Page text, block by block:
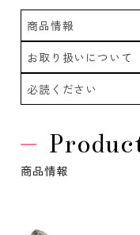
商品情報
お取り扱いについて
必読ください
商品情報